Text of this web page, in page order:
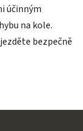
účinným
na kole.
bezpečně